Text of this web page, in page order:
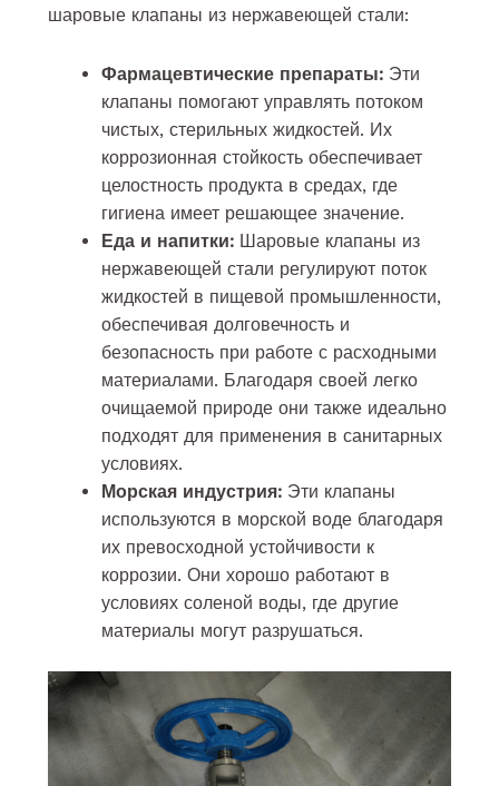
шаровые клапаны из нержавеющей стали:
Фармацевтические препараты:Эти
клапаны помогают управлять потоком
чистых, стерильных жидкостей. Их
коррозионная стойкость обеспечивает
целостность продукта в средах, где
гигиена имеет решающее значение.
Еда и напитки:Шаровые клапаны из
нержавеющей стали регулируют поток
жидкостей в пищевой промышленности,
обеспечивая долговечность и
безопасность при работе с расходными
материалами. Благодаря своей легко
очищаемой природе они также идеально
подходят для применения в санитарных
условиях.
Морская индустрия:Эти клапаны
используются в морской воде благодаря
их превосходной устойчивости к
коррозии. Они хорошо работают в
условиях соленой воды, где другие
материалы могут разрушаться.